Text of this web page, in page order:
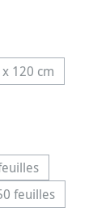
120 cm
(Cette option
n'est pas
pas
(Cette option
feuilles
(Cette option